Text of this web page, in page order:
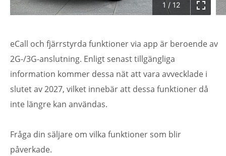
1/ 12
eCall och fjärrstyrda funktioner via app är beroende av
2G-/3G-anslutning. Enligt senast tillgängliga
information kommer dessa nät att vara avvecklade i
slutet av 2027, vilket innebär att dessa funktioner då
inte längre kan användas.
Fråga din säljare om vilka funktioner som blir
påverkade.